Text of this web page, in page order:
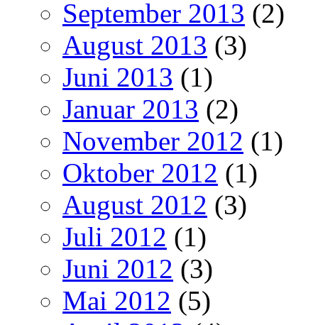
September 2013 (2)
August 2013 (3)
Juni 2013 (1)
Januar 2013 (2)
November 2012 (1)
Oktober 2012 (1)
August 2012 (3)
Juli 2012 (1)
Juni 2012 (3)
Mai 2012 (5)